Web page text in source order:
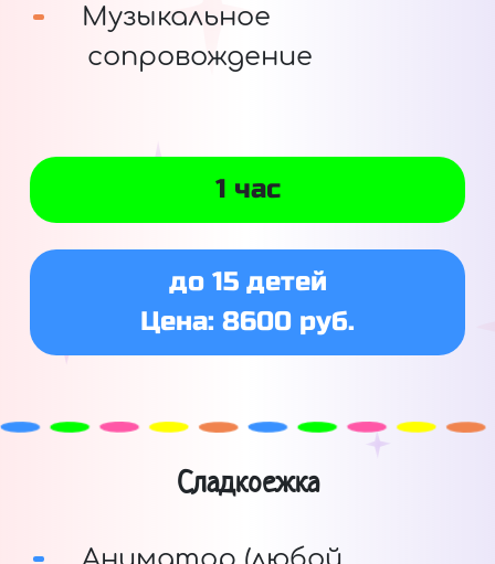
Музыкальное
сопровождение
1 час
до 15 детей
Цена: 8600 руб.
Сладкоежка